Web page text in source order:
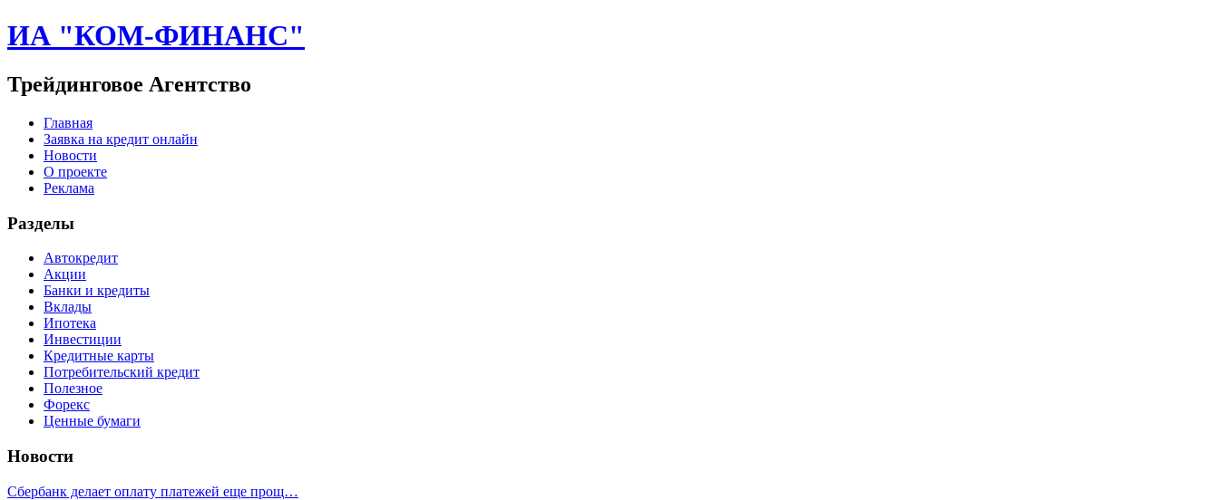
ИА "КОМ-ФИНАНС"
Трейдинговое Агентство
Главная
Заявка на кредит онлайн
Новости
О проекте
Реклама
Разделы
Автокредит
Акции
Банки и кредиты
Вклады
Ипотека
Инвестиции
Кредитные карты
Потребительский кредит
Полезное
Форекс
Ценные бумаги
Новости
Сбербанк делает оплату платежей еще прощ…